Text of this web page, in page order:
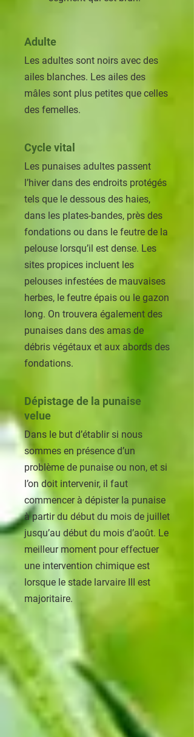
Adulte
Les adultes sont noirs avec des
ailes blanches. Les ailes des
mâles sont plus petites que celles
des femelles.
Cycle vital
Les punaises adultes passent
l’hiver dans des endroits protégés
tels que le dessous des haies,
dans les plates-bandes, près des
fondations ou dans le feutre de la
pelouse lorsqu’il est dense. Les
sites propices incluent les
pelouses infestées de mauvaises
herbes, le feutre épais ou le gazon
long. On trouvera également des
punaises dans des amas de
débris végétaux et aux abords des
fondations.
Dépistage de la punaise
velue
Dans le but d’établir si nous
sommes en présence d’un
problème de punaise ou non, et si
l’on doit intervenir, il faut
commencer à dépister la punaise
à partir du début du mois de juillet
jusqu’au début du mois d’août. Le
meilleur moment pour effectuer
une intervention chimique est
lorsque le stade larvaire III est
majoritaire.